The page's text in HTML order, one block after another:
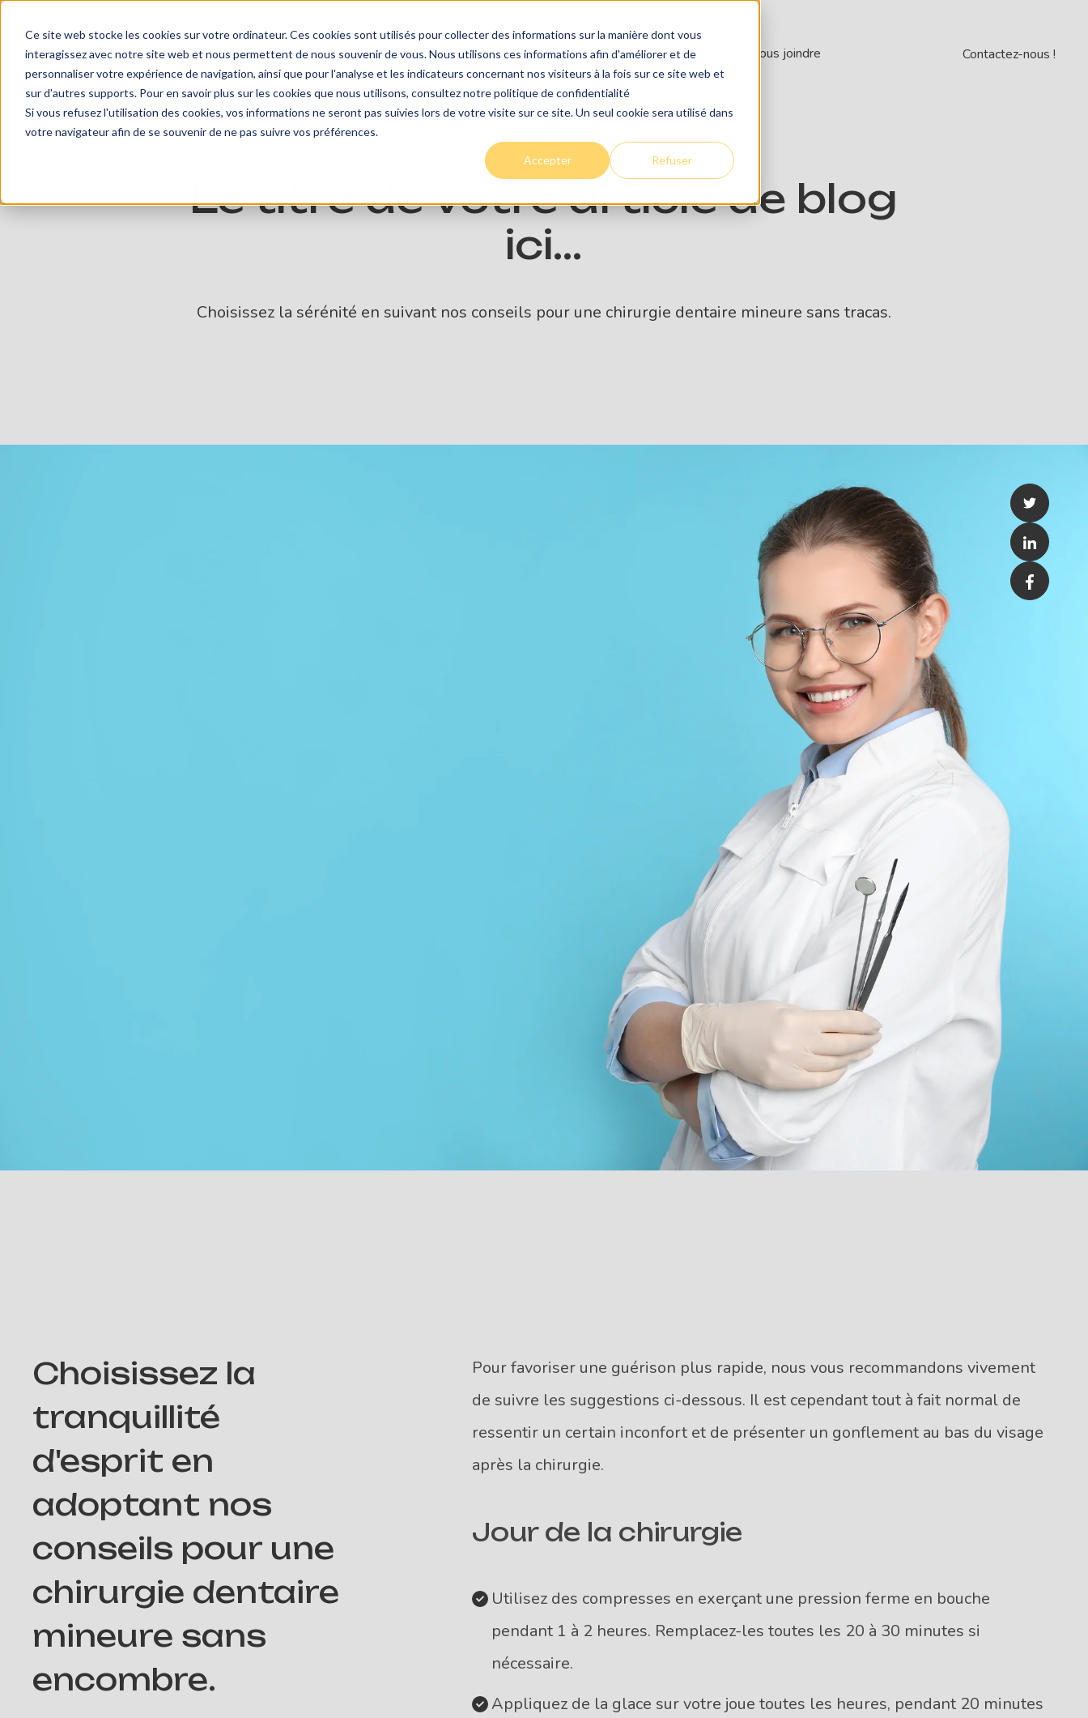
Ce site web stocke les cookies sur votre ordinateur. Ces cookies sont utilisés pour collecter des informations sur la manière dont vous
interagissez avec notre site web et nous permettent de nous souvenir de vous. Nous utilisons ces informations afin d'améliorer et de
personnaliser votre expérience de navigation, ainsi que pour l'analyse et les indicateurs concernant nos visiteurs à la fois sur ce site web et
sur d'autres supports. Pour en savoir plus sur les cookies que nous utilisons, consultez notre politique de confidentialité
Si vous refusez l'utilisation des cookies, vos informations ne seront pas suivies lors de votre visite sur ce site. Un seul cookie sera utilisé dans
votre navigateur afin de se souvenir de ne pas suivre vos préférences.
Accepter Refuser
Urgences Services Le centre Conseils Carrières Nous joindre Contactez-nous !
Le titre de votre article de blog
ici...
Choisissez la sérénité en suivant nos conseils pour une chirurgie dentaire mineure sans tracas.
Choisissez la
tranquillité
d'esprit en
adoptant nos
conseils pour une
chirurgie dentaire
mineure sans
encombre.
Pour favoriser une guérison plus rapide, nous vous recommandons vivement
de suivre les suggestions ci-dessous. Il est cependant tout à fait normal de
ressentir un certain inconfort et de présenter un gonflement au bas du visage
après la chirurgie.
Jour de la chirurgie
Utilisez des compresses en exerçant une pression ferme en bouche
pendant 1 à 2 heures. Remplacez-les toutes les 20 à 30 minutes si
nécessaire.
Appliquez de la glace sur votre joue toutes les heures, pendant 20 minutes